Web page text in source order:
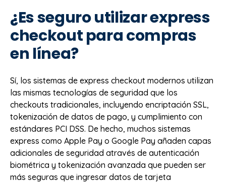
¿Es seguro utilizar express
checkout para compras
en línea?
Sí, los sistemas de express checkout modernos utilizan
las mismas tecnologías de seguridad que los
checkouts tradicionales, incluyendo encriptación SSL,
tokenización de datos de pago, y cumplimiento con
estándares PCI DSS. De hecho, muchos sistemas
express como Apple Pay o Google Pay añaden capas
adicionales de seguridad através de autenticación
biométrica y tokenización avanzada que pueden ser
más seguras que ingresar datos de tarjeta